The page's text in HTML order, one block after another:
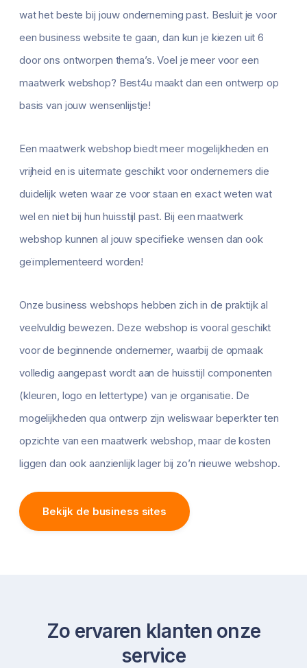
wat het beste bij jouw onderneming past. Besluit je voor
een business website te gaan, dan kun je kiezen uit 6
door ons ontworpen thema’s. Voel je meer voor een
maatwerk webshop? Best4u maakt dan een ontwerp op
basis van jouw wensenlijstje!
Een maatwerk webshop biedt meer mogelijkheden en
vrijheid en is uitermate geschikt voor ondernemers die
duidelijk weten waar ze voor staan en exact weten wat
wel en niet bij hun huisstijl past. Bij een maatwerk
webshop kunnen al jouw specifieke wensen dan ook
geïmplementeerd worden!
Onze business webshops hebben zich in de praktijk al
veelvuldig bewezen. Deze webshop is vooral geschikt
voor de beginnende ondernemer, waarbij de opmaak
volledig aangepast wordt aan de huisstijl componenten
(kleuren, logo en lettertype) van je organisatie. De
mogelijkheden qua ontwerp zijn weliswaar beperkter ten
opzichte van een maatwerk webshop, maar de kosten
liggen dan ook aanzienlijk lager bij zo’n nieuwe webshop.
Bekijk de business sites
Zo ervaren klanten onze
service